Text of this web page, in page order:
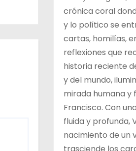
crónica coral
y lo político se
cartas, homilías,
reflexiones que
historia reciente
y del mundo,
mirada humana y
Francisco. Con
fluida y profunda,
nacimiento de un